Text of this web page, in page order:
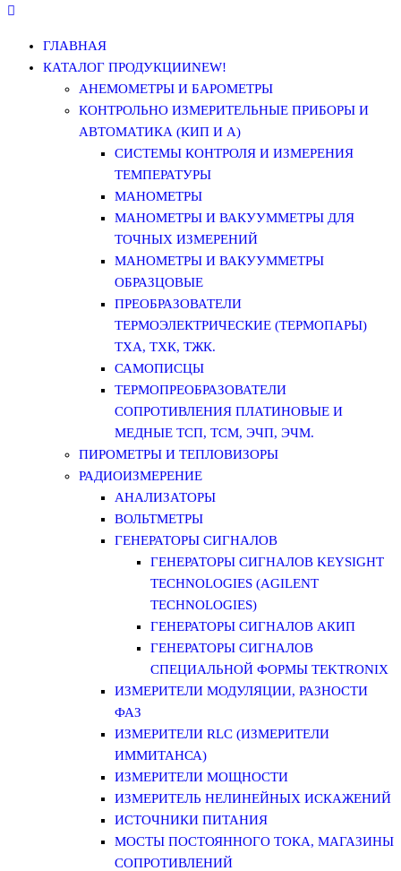
ГЛАВНАЯ
КАТАЛОГ ПРОДУКЦИИNEW!
АНЕМОМЕТРЫ И БАРОМЕТРЫ
КОНТРОЛЬНО ИЗМЕРИТЕЛЬНЫЕ ПРИБОРЫ И
АВТОМАТИКА (КИП И А)
СИСТЕМЫ КОНТРОЛЯ И ИЗМЕРЕНИЯ
ТЕМПЕРАТУРЫ
МАНОМЕТРЫ
МАНОМЕТРЫ И ВАКУУММЕТРЫ ДЛЯ
ТОЧНЫХ ИЗМЕРЕНИЙ
МАНОМЕТРЫ И ВАКУУММЕТРЫ
ОБРАЗЦОВЫЕ
ПРЕОБРАЗОВАТЕЛИ
ТЕРМОЭЛЕКТРИЧЕСКИЕ (ТЕРМОПАРЫ)
ТХА, ТХК, ТЖК.
САМОПИСЦЫ
ТЕРМОПРЕОБРАЗОВАТЕЛИ
СОПРОТИВЛЕНИЯ ПЛАТИНОВЫЕ И
МЕДНЫЕ ТСП, ТСМ, ЭЧП, ЭЧМ.
ПИРОМЕТРЫ И ТЕПЛОВИЗОРЫ
РАДИОИЗМЕРЕНИЕ
АНАЛИЗАТОРЫ
ВОЛЬТМЕТРЫ
ГЕНЕРАТОРЫ СИГНАЛОВ
ГЕНЕРАТОРЫ СИГНАЛОВ KEYSIGHT
TECHNOLOGIES (AGILENT
TECHNOLOGIES)
ГЕНЕРАТОРЫ СИГНАЛОВ АКИП
ГЕНЕРАТОРЫ СИГНАЛОВ
СПЕЦИАЛЬНОЙ ФОРМЫ TEKTRONIX
ИЗМЕРИТЕЛИ МОДУЛЯЦИИ, РАЗНОСТИ
ФАЗ
ИЗМЕРИТЕЛИ RLC (ИЗМЕРИТЕЛИ
ИММИТАНСА)
ИЗМЕРИТЕЛИ МОЩНОСТИ
ИЗМЕРИТЕЛЬ НЕЛИНЕЙНЫХ ИСКАЖЕНИЙ
ИСТОЧНИКИ ПИТАНИЯ
МОСТЫ ПОСТОЯННОГО ТОКА, МАГАЗИНЫ
СОПРОТИВЛЕНИЙ